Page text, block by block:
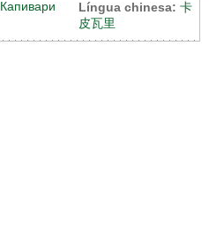
Капивари Língua chinesa: 卡
皮瓦里